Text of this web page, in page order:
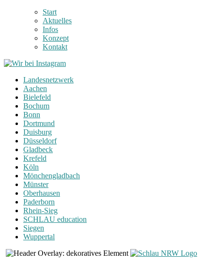
Start
Aktuelles
Infos
Konzept
Kontakt
Landesnetzwerk
Aachen
Bielefeld
Bochum
Bonn
Dortmund
Duisburg
Düsseldorf
Gladbeck
Krefeld
Köln
Mönchengladbach
Münster
Oberhausen
Paderborn
Rhein-Sieg
SCHLAU education
Siegen
Wuppertal